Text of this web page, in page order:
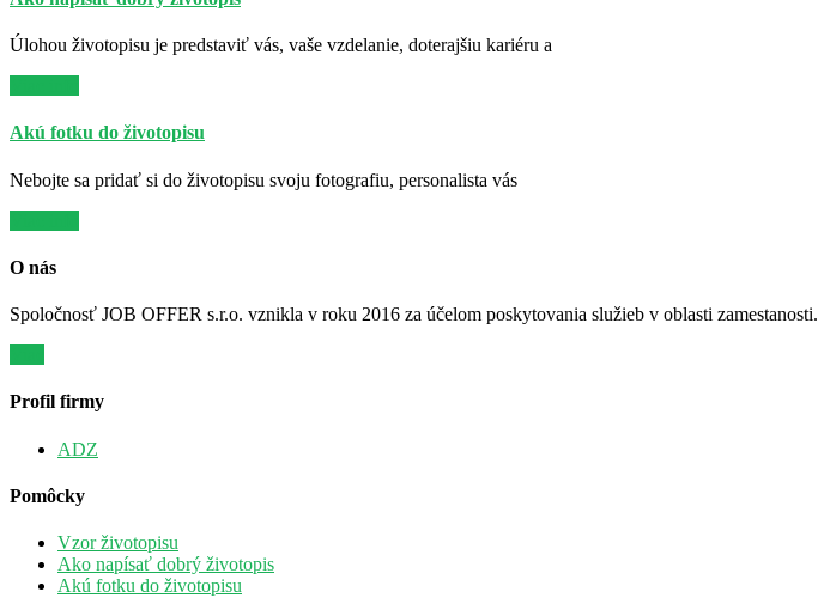
Úlohou životopisu je predstaviť vás, vaše vzdelanie, doterajšiu kariéru a
Akú fotku do životopisu
Nebojte sa pridať si do životopisu svoju fotografiu, personalista vás
O nás
Spoločnosť JOB OFFER s.r.o. vznikla v roku 2016 za účelom poskytovania služieb v oblasti zamestanosti.
Profil firmy
ADZ
Pomôcky
Vzor životopisu
Ako napísať dobrý životopis
Akú fotku do životopisu